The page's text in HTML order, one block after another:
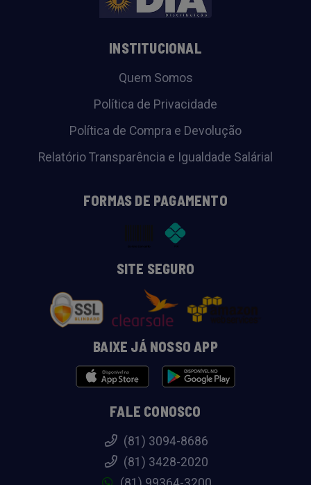
INSTITUCIONAL
Quem Somos
Política de Privacidade
Política de Compra e Devolução
Relatório Transparência e Igualdade Salárial
FORMAS DE PAGAMENTO
SITE SEGURO
BAIXE JÁ NOSSO APP
FALE CONOSCO
(81) 3094-8686
(81) 3428-2020